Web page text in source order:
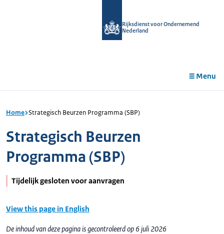
Rijksdienst voor Ondernemend
Nederland
Menu
Home Strategisch Beurzen Programma (SBP)
Strategisch Beurzen
Programma (SBP)
Tijdelijk gesloten voor aanvragen
View this page in English
De inhoud van deze pagina is gecontroleerd op 6 juli 2026